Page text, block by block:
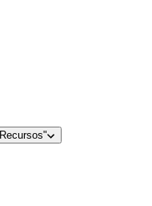
Recursos"